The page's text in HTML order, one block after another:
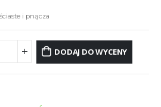
i pnącza
DODAJ DO WYCENY